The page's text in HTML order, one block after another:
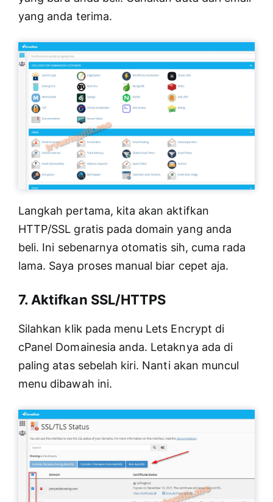
yang anda terima.
Langkah pertama, kita akan aktifkan
HTTP/SSL gratis pada domain yang anda
beli. Ini sebenarnya otomatis sih, cuma rada
lama. Saya proses manual biar cepet aja.
7. Aktifkan SSL/HTTPS
Silahkan klik pada menu Lets Encrypt di
cPanel Domainesia anda. Letaknya ada di
paling atas sebelah kiri. Nanti akan muncul
menu dibawah ini.